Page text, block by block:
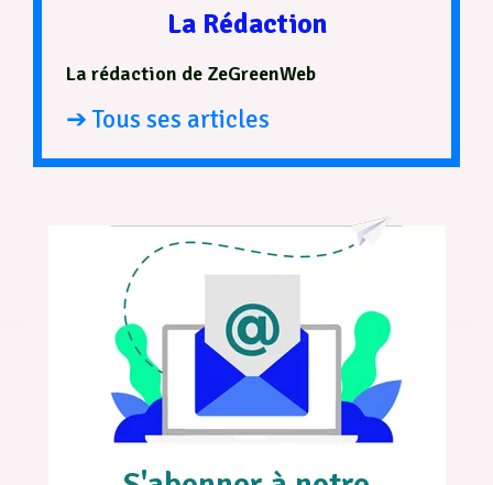
La Rédaction
La rédaction de ZeGreenWeb
➔ Tous ses articles